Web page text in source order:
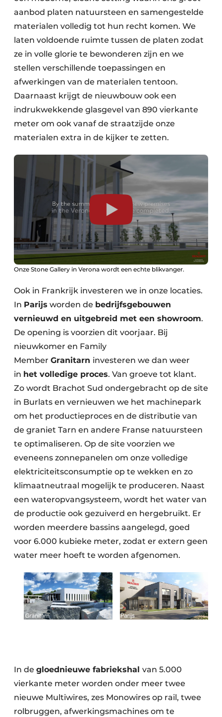
aanbod platen natuursteen en samengestelde
materialen volledig tot hun recht komen. We
laten voldoende ruimte tussen de platen zodat
ze in volle glorie te bewonderen zijn en we
stellen verschillende toepassingen en
afwerkingen van de materialen tentoon.
Daarnaast krijgt de nieuwbouw ook een
indrukwekkende glasgevel van 890 vierkante
meter om ook vanaf de straatzijde onze
materialen extra in de kijker te zetten.
Onze Stone Gallery in Verona wordt een echte blikvanger.
Ook in Frankrijk investeren we in onze locaties.
In Parijs worden de bedrijfsgebouwen
vernieuwd en uitgebreid met een showroom.
De opening is voorzien dit voorjaar. Bij
nieuwkomer en Family
Member Granitarn investeren we dan weer
in het volledige proces. Van groeve tot klant.
Zo wordt Brachot Sud ondergebracht op de site
in Burlats en vernieuwen we het machinepark
om het productieproces en de distributie van
de graniet Tarn en andere Franse natuursteen
te optimaliseren. Op de site voorzien we
eveneens zonnepanelen om onze volledige
elektriciteitsconsumptie op te wekken en zo
klimaatneutraal mogelijk te produceren. Naast
een wateropvangsysteem, wordt het water van
de productie ook gezuiverd en hergebruikt. Er
worden meerdere bassins aangelegd, goed
voor 6.000 kubieke meter, zodat er extern geen
water meer hoeft te worden afgenomen.
In de gloednieuwe fabriekshal van 5.000
vierkante meter worden onder meer twee
nieuwe Multiwires, zes Monowires op rail, twee
rolbruggen, afwerkingsmachines om te